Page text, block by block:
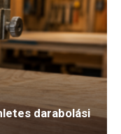
darabolási